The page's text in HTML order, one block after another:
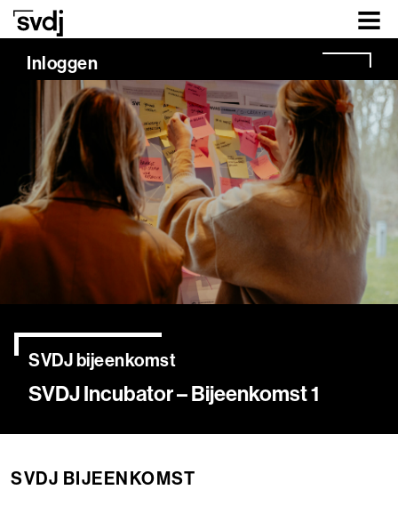
Naar hoofdinhoud
Inloggen
SVDJ bijeenkomst
SVDJ Incubator – Bijeenkomst 1
SVDJ BIJEENKOMST